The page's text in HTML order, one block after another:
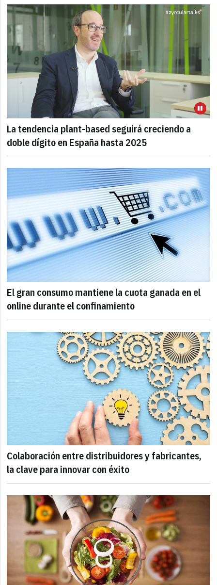
La tendencia plant-based seguirá creciendo a
doble dígito en España hasta 2025
El gran consumo mantiene la cuota ganada en el
online durante el confinamiento
Colaboración entre distribuidores y fabricantes,
la clave para innovar con éxito